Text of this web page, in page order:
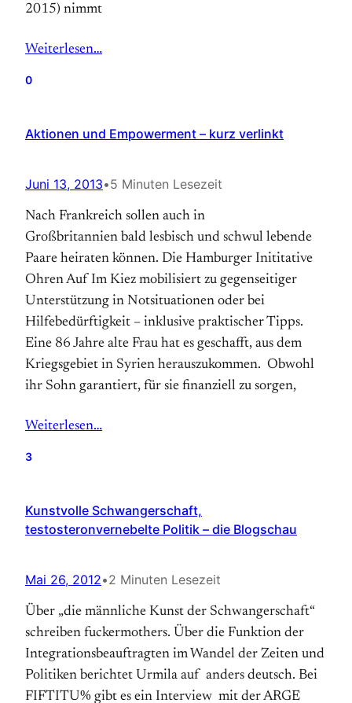
2015) nimmt
Weiterlesen…
0
Aktionen und Empowerment – kurz verlinkt
Juni 13, 2013•5 Minuten Lesezeit
Nach Frankreich sollen auch in
Großbritannien bald lesbisch und schwul lebende
Paare heiraten können. Die Hamburger Inititative
Ohren Auf Im Kiez mobilisiert zu gegenseitiger
Unterstützung in Notsituationen oder bei
Hilfebedürftigkeit – inklusive praktischer Tipps.
Eine 86 Jahre alte Frau hat es geschafft, aus dem
Kriegsgebiet in Syrien herauszukommen. Obwohl
ihr Sohn garantiert, für sie finanziell zu sorgen,
Weiterlesen…
3
Kunstvolle Schwangerschaft,
testosteronvernebelte Politik – die Blogschau
Mai 26, 2012•2 Minuten Lesezeit
Über „die männliche Kunst der Schwangerschaft“
schreiben fuckermothers. Über die Funktion der
Integrationsbeauftragten im Wandel der Zeiten und
Politiken berichtet Urmila auf anders deutsch. Bei
FIFTITU% gibt es ein Interview mit der ARGE